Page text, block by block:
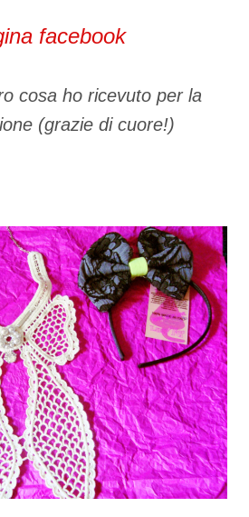
facebook
cosa ho ricevuto per la
(grazie di cuore!)